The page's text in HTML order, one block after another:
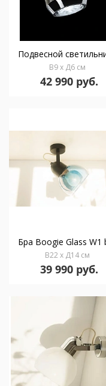
В9 x Д6 см
42 990 руб.
В22 x Д14 см
39 990 руб.